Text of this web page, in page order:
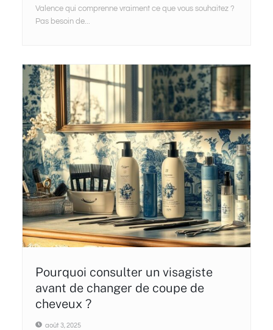
Valence qui comprenne vraiment ce que vous souhaitez ?
Pas besoin de...
Pourquoi consulter un visagiste
avant de changer de coupe de
cheveux ?
août 3, 2025